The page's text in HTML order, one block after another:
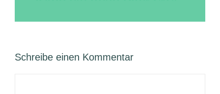
Schreibe einen Kommentar